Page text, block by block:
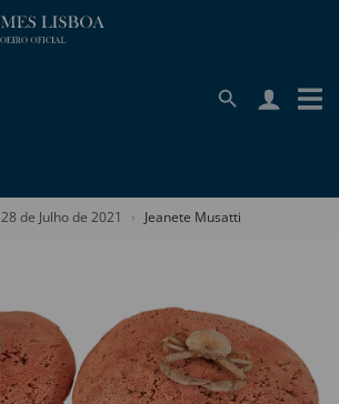
28 de Julho de 2021 Jeanete Musatti